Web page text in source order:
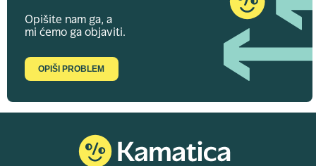
Opišite nam ga, a
mi ćemo ga objaviti.
OPIŠI PROBLEM